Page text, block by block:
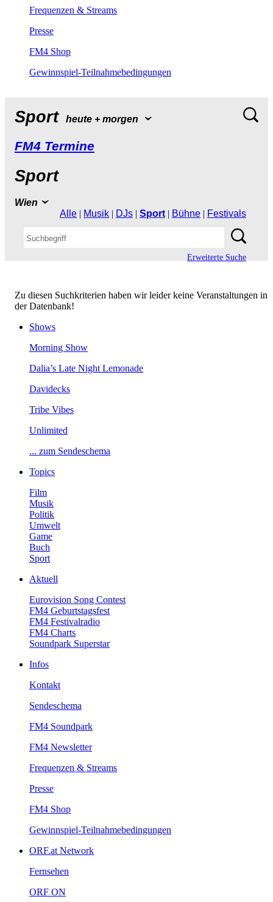
Frequenzen&Streams
Presse
FM4Shop
Gewinnspiel-Teilnahmebedingungen
Sport heute+morgen
FM4Termine
Sport
Wien
Alle | Musik | DJs | Sport | Bühne | Festivals
ErweiterteSuche
ZudiesenSuchkriterienhabenwirleiderkeineVeranstaltungenin
derDatenbank!
Shows
MorningShow
Dalia’sLateNightLemonade
Davidecks
TribeVibes
Unlimited
...zumSendeschema
Topics
Film
Musik
Politik
Umwelt
Game
Buch
Sport
Aktuell
EurovisionSongContest
FM4Geburtstagsfest
FM4Festivalradio
FM4Charts
SoundparkSuperstar
Infos
Kontakt
Sendeschema
FM4Soundpark
FM4Newsletter
Frequenzen&Streams
Presse
FM4Shop
Gewinnspiel-Teilnahmebedingungen
ORF.atNetwork
Fernsehen
ORFON